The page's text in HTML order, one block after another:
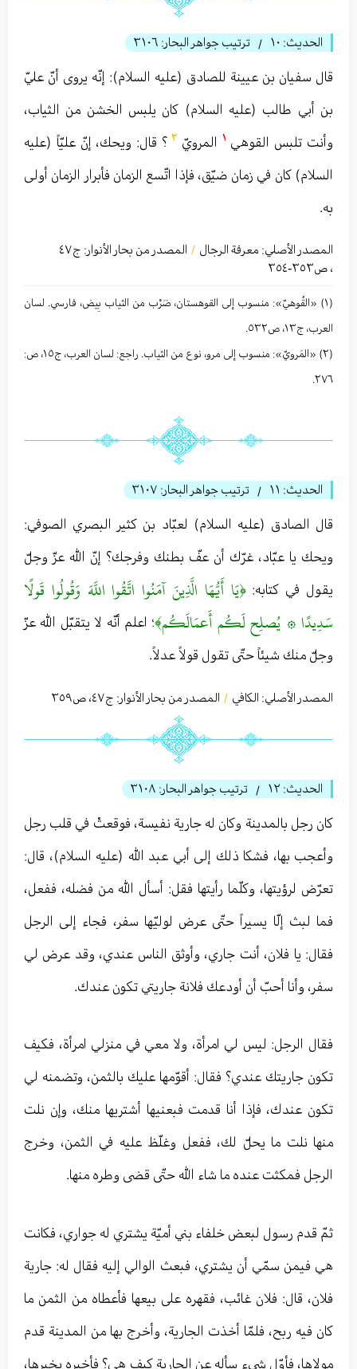
الحديث: ١۰ / ترتيب جواهر البحار: ٣١٠٦
قال سفيان بن عيينة للصادق (عليه السلام): إنّه يروى أنّ عليّ
بن أبي طالب (عليه السلام) كان يلبس الخشن من الثياب،
وأنت تلبس القوهي
المرويّ
؟ قال: ويحك، إنّ عليّاً (عليه
السلام) كان في زمان ضيّق، فإذا اتّسع الزمان فأبرار الزمان أولى
به.
المصدر الأصلي: معرفة الرجال / المصدر من بحار الأنوار: ج٤٧
، ص٣٥٣-٣٥٤
(١) «القُوهيّ»: منسوب إلی القوهستان، ضَرْب من الثياب بِيض، فارسي. لسان
العرب، ج١٣، ص٥٣٢.
(٢) «المَرويّ»: منسوب إلی مرو، نوع من الثیاب. راجع: لسان العرب، ج١٥، ص:
٢٧٦.
الحديث: ١١ / ترتيب جواهر البحار: ٣١٠٧
قال الصادق (عليه السلام) لعبّاد بن كثير البصري الصوفي:
ويحك يا عبّاد، غرّك أن عفّ بطنك وفرجك؟ إنّ الله عزّ وجلّ
يقول في كتابه:﴿يَا أَيُّهَا الَّذِينَ آمَنُوا اتَّقُوا اللَّهَ وَقُولُوا قَولًا
سَدِيدًا ۞ يُصلِح لَكُم أَعمَالَكُم﴾؛ اعلم أنّه لا يتقبّل الله عزّ
وجلّ منك شيئاً حتّى تقول قولاً عدلاً.
المصدر الأصلي: الكافي / المصدر من بحار الأنوار: ج٤٧، ص٣٥٩
الحديث: ١٢ / ترتيب جواهر البحار: ٣١٠٨
كان رجل بالمدينة وكان له جارية نفيسة، فوقعتْ في قلب رجل
وأعجب بها، فشكا ذلك إلى أبي عبد الله (عليه السلام)، قال:
تعرّض لرؤيتها، وكلّما رأيتها فقل: أسأل الله من فضله، ففعل،
فما لبث إلّا يسيراً حتّى عرض لوليّها سفر، فجاء إلى الرجل
فقال: يا فلان، أنت جاري، وأوثق الناس عندي، وقد عرض لي
سفر، وأنا أحبّ أن أودعك فلانة جاريتي تكون عندك.
فقال الرجل: ليس لي امرأة، ولا معي في منزلي امرأة، فكيف
تكون جاريتك عندي؟ فقال: أقوّمها عليك بالثمن، وتضمنه لي
تكون عندك، فإذا أنا قدمت فبعنيها أشتريها منك، وإن نلت
منها نلت ما يحلّ لك، ففعل وغلّظ عليه في الثمن، وخرج
الرجل فمكثت عنده ما شاء الله حتّى قضى وطره منها.
ثمّ قدم رسول لبعض خلفاء بني أميّة يشتري له جواري، فكانت
هي فيمن سمّي أن يشتري، فبعث الوالي إليه فقال له: جارية
فلان، قال: فلان غائب، فقهره على بيعها فأعطاه من الثمن ما
كان فيه ربح، فلمّا أخذت الجارية، وأخرج بها من المدينة قدم
مولاها، فأوّل شيء سأله عن الجارية كيف هي؟ فأخبره بخبرها،